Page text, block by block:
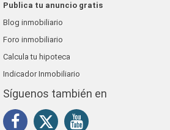
Publica tu anuncio gratis
Blog inmobiliario
Foro inmobiliario
Calcula tu hipoteca
Indicador Inmobiliario
Síguenos también en